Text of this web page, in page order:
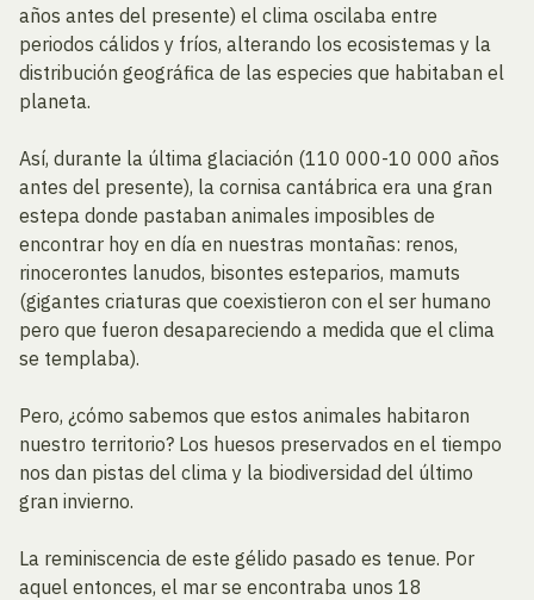
años antes del presente) el clima oscilaba entre
periodos cálidos y fríos, alterando los ecosistemas y la
distribución geográfica de las especies que habitaban el
planeta.
Así, durante la última glaciación (110 000-10 000 años
antes del presente), la cornisa cantábrica era una gran
estepa donde pastaban animales imposibles de
encontrar hoy en día en nuestras montañas: renos,
rinocerontes lanudos, bisontes esteparios, mamuts
(gigantes criaturas que coexistieron con el ser humano
pero que fueron desapareciendo a medida que el clima
se templaba).
Pero, ¿cómo sabemos que estos animales habitaron
nuestro territorio? Los huesos preservados en el tiempo
nos dan pistas del clima y la biodiversidad del último
gran invierno.
La reminiscencia de este gélido pasado es tenue. Por
aquel entonces, el mar se encontraba unos 18